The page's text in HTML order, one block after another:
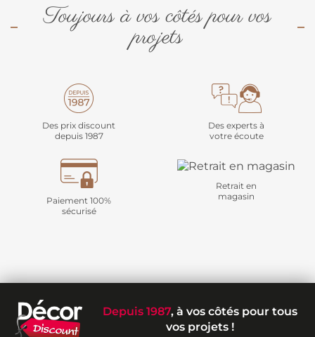
Toujours à vos côtés pour vos
projets
Des prix discount
depuis 1987
Des experts à
votre écoute
Paiement 100%
sécurisé
Retrait en
magasin
Depuis 1987, à vos côtés pour tous
vos projets !